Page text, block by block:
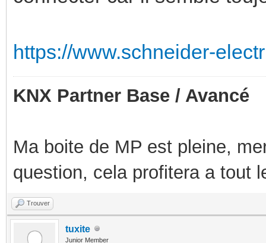
https://www.schneider-
KNX Partner Base / Avancé
Ma boite de MP est pleine,
question, cela profitera a tout
Trouver
tuxite
Junior Member